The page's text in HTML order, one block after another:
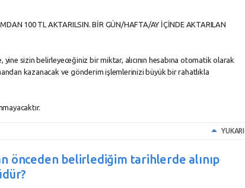
100 TL AKTARILSIN. BİR GÜN/HAFTA/AY İÇİNDE AKTARILAN
sizin belirleyeceğiniz bir miktar, alıcının hesabına otomatik olarak
kazanacak ve gönderim işlemlerinizi büyük bir rahatlıkla
YUKARI
önceden belirlediğim tarihlerde alınıp